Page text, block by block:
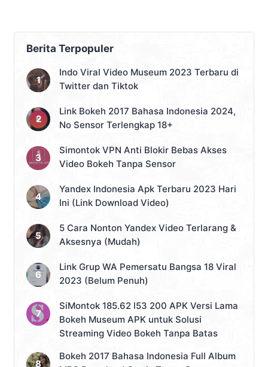
Berita Terpopuler
Indo Viral Video Museum 2023 Terbaru di
Twitter dan Tiktok
Link Bokeh 2017 Bahasa Indonesia 2024,
No Sensor Terlengkap 18+
Simontok VPN Anti Blokir Bebas Akses
Video Bokeh Tanpa Sensor
Yandex Indonesia Apk Terbaru 2023 Hari
Ini (Link Download Video)
5 Cara Nonton Yandex Video Terlarang &
Aksesnya (Mudah)
Link Grup WA Pemersatu Bangsa 18 Viral
2023 (Belum Penuh)
SiMontok 185.62 l53 200 APK Versi Lama
Bokeh Museum APK untuk Solusi
Streaming Video Bokeh Tanpa Batas
Bokeh 2017 Bahasa Indonesia Full Album